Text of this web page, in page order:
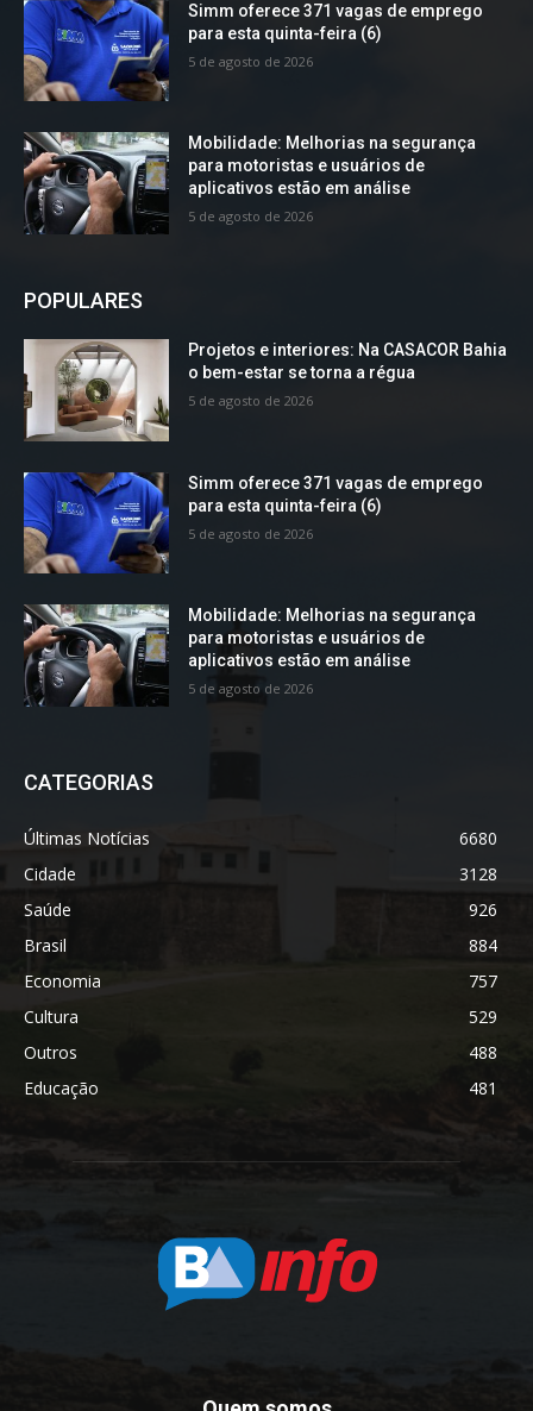
Simm oferece 371 vagas de emprego
para esta quinta-feira (6)
5 de agosto de 2026
Mobilidade: Melhorias na segurança
para motoristas e usuários de
aplicativos estão em análise
5 de agosto de 2026
POPULARES
Projetos e interiores: Na CASACOR Bahia
o bem-estar se torna a régua
5 de agosto de 2026
Simm oferece 371 vagas de emprego
para esta quinta-feira (6)
5 de agosto de 2026
Mobilidade: Melhorias na segurança
para motoristas e usuários de
aplicativos estão em análise
5 de agosto de 2026
CATEGORIAS
Últimas Notícias
6680
Cidade
3128
Saúde
926
Brasil
884
Economia
757
Cultura
529
Outros
488
Educação
481